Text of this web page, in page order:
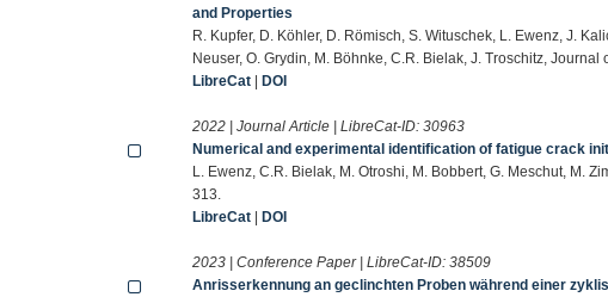
and Properties
R. Kupfer, D. Köhler, D. Römisch, S. Wituschek, L. Ewenz, J.
Neuser, O. Grydin, M. Böhnke, C.R. Bielak, J. Troschitz,
LibreCat |DOI
2022 | Journal Article | LibreCat-ID:30963
Numerical and experimental identification of fatigue crack
L. Ewenz, C.R. Bielak, M. Otroshi, M. Bobbert, G. Meschut, M.
313.
LibreCat |DOI
2023 | Conference Paper | LibreCat-ID:38509
Anrisserkennung an geclinchten Proben während einer